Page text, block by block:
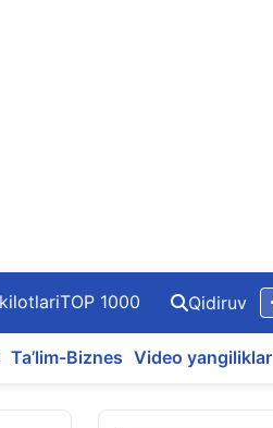
TOP 1000 Qidiruv
Ta’lim-Biznes Video yangiliklar